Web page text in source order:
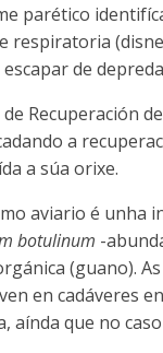
parético
respiratoria
de
Recuperación
a
a súa orixe.
aviario é unha
botulinum -
(guano).
en cadáveres
aínda que no